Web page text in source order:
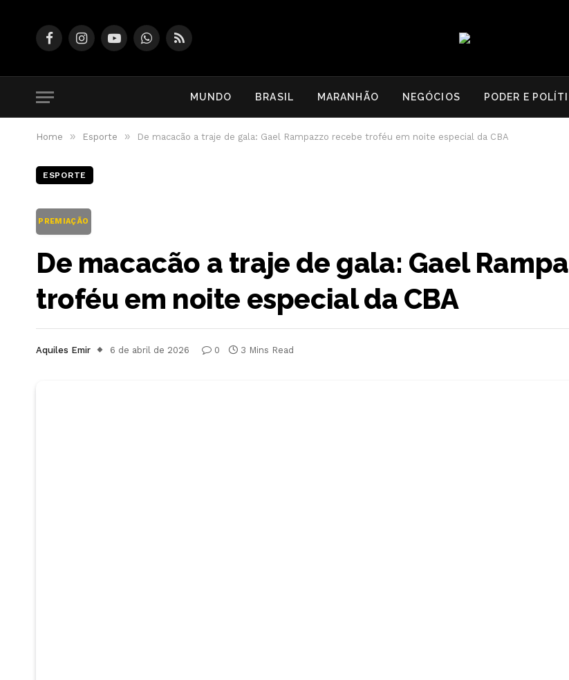
FacebookInstagramYouTubeWhatsApp
RSS
MUNDO BRASIL MARANHÃO NEGÓCIOS PODER E
Home » Esporte » De macacão a traje de gala: Gael Rampazzo recebe troféu em noite especial da CBA
ESPORTE
PREMIAÇÃO
De macacão a traje de gala: Gael
troféu em noite especial da CBA
Aquiles Emir 6 de abril de 2026 0 3 Mins Read